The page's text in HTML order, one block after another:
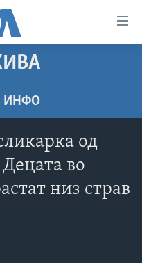
ИНФО
од
во
низ страв